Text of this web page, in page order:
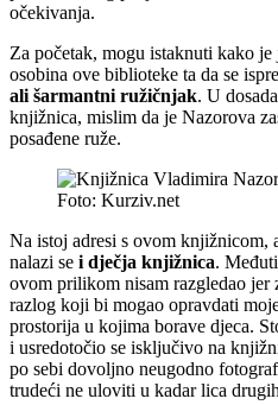
očekivanja.
Za početak, mogu istaknuti kako
osobina ove biblioteke ta da se
ali šarmantni ružičnjak. U
knjižnica, mislim da je Nazorova
posađene ruže.
Foto: Kurziv.net
Na istoj adresi s ovom knjižnicom,
nalazi se i dječja knjižnica.
ovom prilikom nisam razgledao jer
razlog koji bi mogao opravdati
prostorija u kojima borave djeca.
i usredotočio se isključivo na
po sebi dovoljno neugodno
trudeći ne uloviti u kadar lica